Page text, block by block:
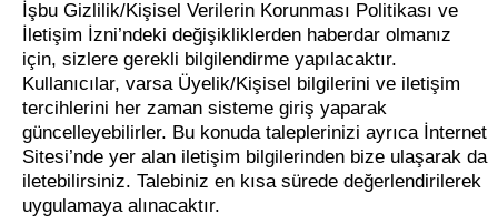
İşbu Gizlilik/Kişisel Verilerin Korunması Politikası ve
İletişim İzni’ndeki değişikliklerden haberdar olmanız
için, sizlere gerekli bilgilendirme yapılacaktır.
Kullanıcılar, varsa Üyelik/Kişisel bilgilerini ve iletişim
tercihlerini her zaman sisteme giriş yaparak
güncelleyebilirler. Bu konuda taleplerinizi ayrıca İnternet
Sitesi’nde yer alan iletişim bilgilerinden bize ulaşarak da
iletebilirsiniz. Talebiniz en kısa sürede değerlendirilerek
uygulamaya alınacaktır.